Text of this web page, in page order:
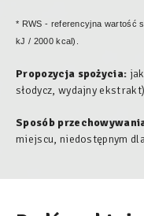
* RWS - referencyjna wartość
kJ / 2000 kcal).
Propozycja spożycia:
słodycz, wydajny
Sposób
miejscu, niedostępnym